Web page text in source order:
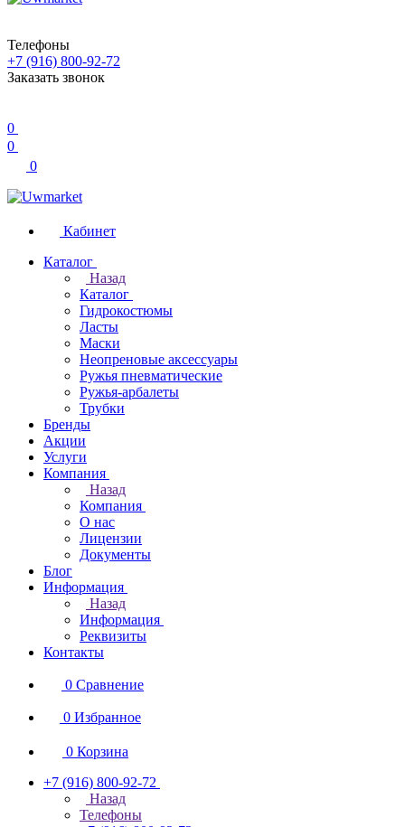
Телефоны
+7 (916) 800-92-72
Заказать звонок
0
0
0
Кабинет
Каталог
Назад
Каталог
Гидрокостюмы
Ласты
Маски
Неопреновые аксессуары
Ружья пневматические
Ружья-арбалеты
Трубки
Бренды
Акции
Услуги
Компания
Назад
Компания
О нас
Лицензии
Документы
Блог
Информация
Назад
Информация
Реквизиты
Контакты
0 Сравнение
0 Избранное
0 Корзина
+7 (916) 800-92-72
Назад
Телефоны